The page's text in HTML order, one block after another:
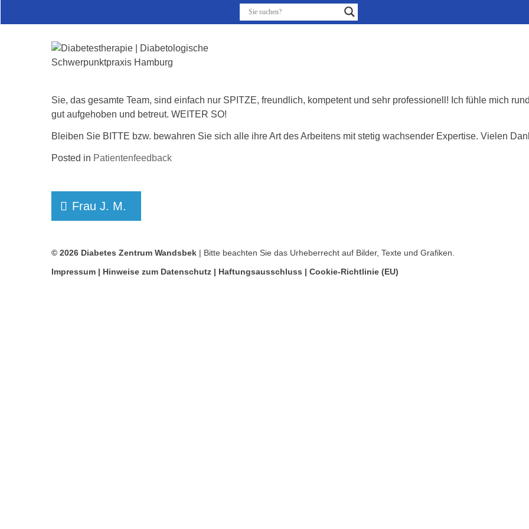
Sie, das gesamte Team, sind einfach nur SPITZE, freundlich, kompetent und sehr professionell! Ich fühle mich
gut aufgehoben und betreut. WEITER SO!
Bleiben Sie BITTE bzw. bewahren Sie sich alle ihre Art des Arbeitens mit stetig wachsender Expertise. Vielen
Posted in Patientenfeedback
Beitragsnavigation
Frau J. M.
© 2026 Diabetes Zentrum Wandsbek | Bitte beachten Sie das Urheberrecht auf Bilder, Texte und Grafiken.
Impressum | Hinweise zum Datenschutz | Haftungsausschluss | Cookie-Richtlinie (EU)